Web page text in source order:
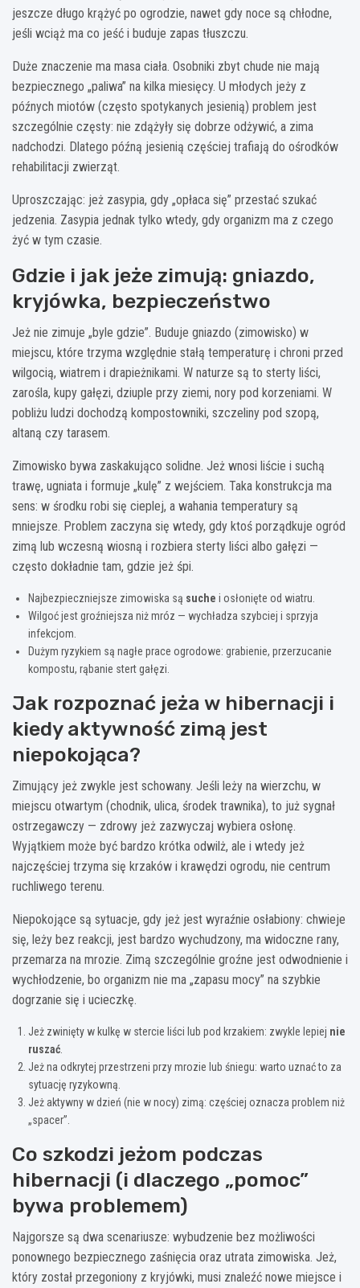
jeszcze długo krążyć po ogrodzie, nawet gdy noce są chłodne,
jeśli wciąż ma co jeść i buduje zapas tłuszczu.
Duże znaczenie ma masa ciała. Osobniki zbyt chude nie mają
bezpiecznego „paliwa” na kilka miesięcy. U młodych jeży z
późnych miotów (często spotykanych jesienią) problem jest
szczególnie częsty: nie zdążyły się dobrze odżywić, a zima
nadchodzi. Dlatego późną jesienią częściej trafiają do ośrodków
rehabilitacji zwierząt.
Uproszczając: jeż zasypia, gdy „opłaca się” przestać szukać
jedzenia. Zasypia jednak tylko wtedy, gdy organizm ma z czego
żyć w tym czasie.
Gdzie i jak jeże zimują: gniazdo,
kryjówka, bezpieczeństwo
Jeż nie zimuje „byle gdzie”. Buduje gniazdo (zimowisko) w
miejscu, które trzyma względnie stałą temperaturę i chroni przed
wilgocią, wiatrem i drapieżnikami. W naturze są to sterty liści,
zarośla, kupy gałęzi, dziuple przy ziemi, nory pod korzeniami. W
pobliżu ludzi dochodzą kompostowniki, szczeliny pod szopą,
altaną czy tarasem.
Zimowisko bywa zaskakująco solidne. Jeż wnosi liście i suchą
trawę, ugniata i formuje „kulę” z wejściem. Taka konstrukcja ma
sens: w środku robi się cieplej, a wahania temperatury są
mniejsze. Problem zaczyna się wtedy, gdy ktoś porządkuje ogród
zimą lub wczesną wiosną i rozbiera sterty liści albo gałęzi —
często dokładnie tam, gdzie jeż śpi.
Najbezpieczniejsze zimowiska są suche i osłonięte od wiatru.
Wilgoć jest groźniejsza niż mróz — wychładza szybciej i sprzyja
infekcjom.
Dużym ryzykiem są nagłe prace ogrodowe: grabienie, przerzucanie
kompostu, rąbanie stert gałęzi.
Jak rozpoznać jeża w hibernacji i
kiedy aktywność zimą jest
niepokojąca?
Zimujący jeż zwykle jest schowany. Jeśli leży na wierzchu, w
miejscu otwartym (chodnik, ulica, środek trawnika), to już sygnał
ostrzegawczy — zdrowy jeż zazwyczaj wybiera osłonę.
Wyjątkiem może być bardzo krótka odwilż, ale i wtedy jeż
najczęściej trzyma się krzaków i krawędzi ogrodu, nie centrum
ruchliwego terenu.
Niepokojące są sytuacje, gdy jeż jest wyraźnie osłabiony: chwieje
się, leży bez reakcji, jest bardzo wychudzony, ma widoczne rany,
przemarza na mrozie. Zimą szczególnie groźne jest odwodnienie i
wychłodzenie, bo organizm nie ma „zapasu mocy” na szybkie
dogrzanie się i ucieczkę.
Jeż zwinięty w kulkę w stercie liści lub pod krzakiem: zwykle lepiej nie
ruszać
Jeż na odkrytej przestrzeni przy mrozie lub śniegu: warto uznać to za
sytuację ryzykowną.
Jeż aktywny w dzień (nie w nocy) zimą: częściej oznacza problem niż
„spacer”.
Co szkodzi jeżom podczas
hibernacji (i dlaczego „pomoc”
bywa problemem)
Najgorsze są dwa scenariusze: wybudzenie bez możliwości
ponownego bezpiecznego zaśnięcia oraz utrata zimowiska. Jeż,
który został przegoniony z kryjówki, musi znaleźć nowe miejsce i